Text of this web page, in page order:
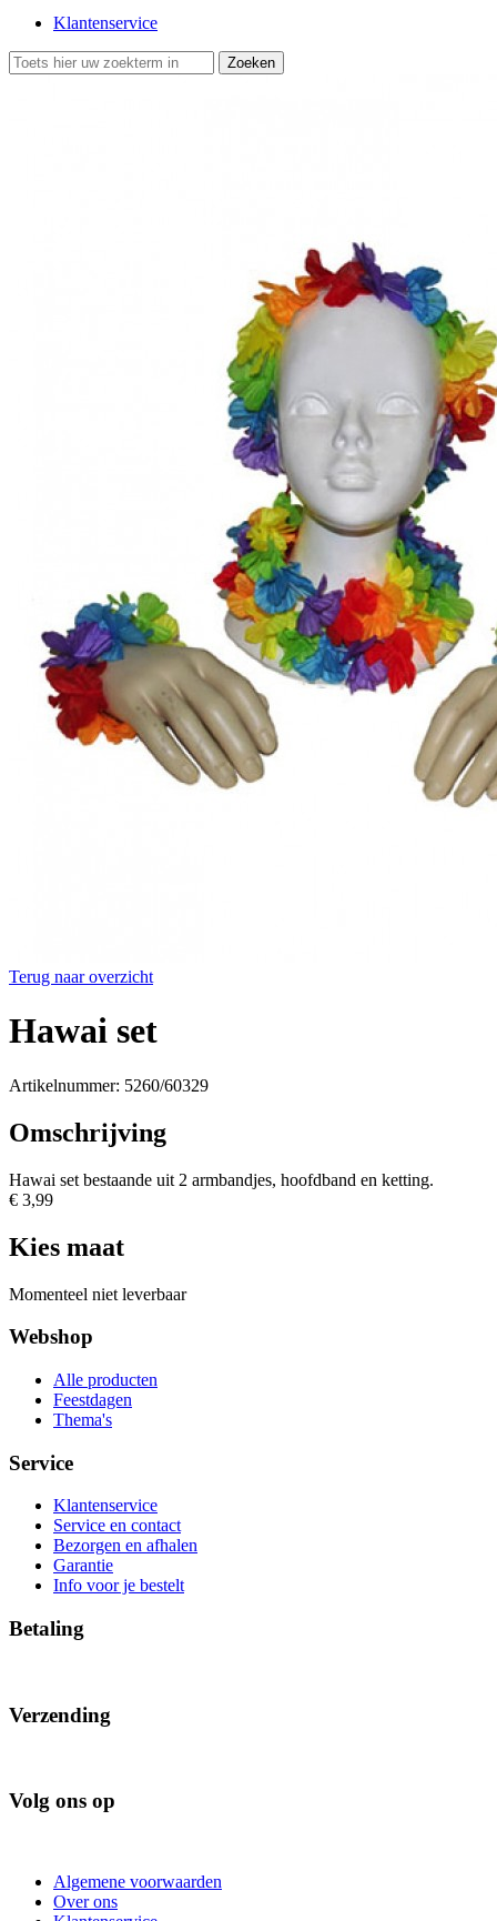
Klantenservice
Terug naar overzicht
Hawai set
Artikelnummer: 5260/60329
Omschrijving
Hawai set bestaande uit 2 armbandjes, hoofdband en ketting.
€ 3,99
Kies maat
Momenteel niet leverbaar
Webshop
Alle producten
Feestdagen
Thema's
Service
Klantenservice
Service en contact
Bezorgen en afhalen
Garantie
Info voor je bestelt
Betaling
Verzending
Volg ons op
Algemene voorwaarden
Over ons